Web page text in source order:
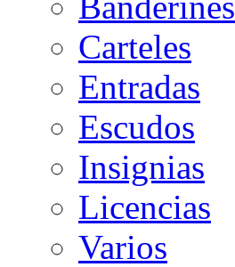
Carteles
Entradas
Escudos
Insignias
Licencias
Varios